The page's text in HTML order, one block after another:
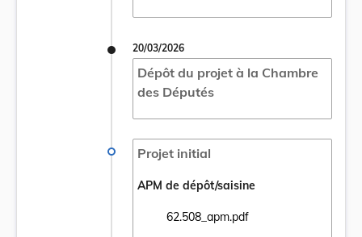
20/03/2026
Dépôt du projet à la Chambre
des Députés
Projet initial
APM de dépôt/saisine
62.508_apm.pdf
Ouvrir le document 62.508_apm.pdf dans